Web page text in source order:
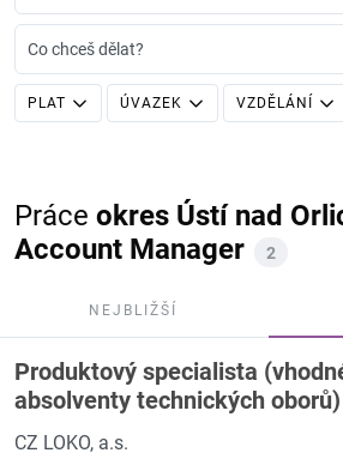
Co chceš dělat?
PLAT ÚVAZEK VZDĚLÁNÍ
Práce okres Ústí nad
Account Manager
2
NEJBLIŽŠÍ
Produktový specialista
absolventy technických oborů)
CZ LOKO, a.s.